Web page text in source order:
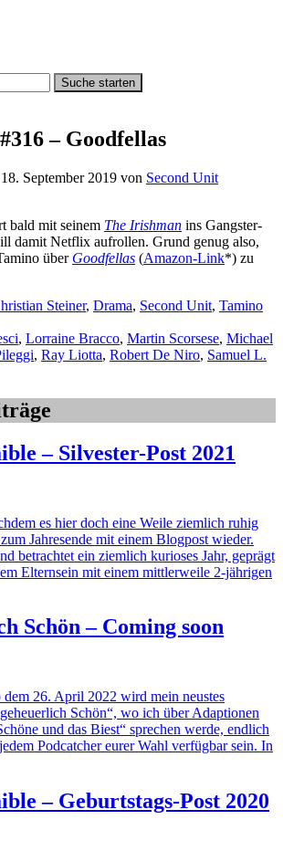
Suche starten
– Goodfellas
18. September 2019 von Second Unit
bald mit seinem The Irishman ins Gangster-
damit Netflix aufrollen. Grund genug also,
über Goodfellas (Amazon-Link*) zu
Steiner, Drama, Second Unit, Tamino
, Lorraine Bracco, Martin Scorsese, Michael
, Ray Liotta, Robert De Niro, Samuel L.
– Silvester-Post 2021
es hier doch eine Weile ziemlich ruhig
Jahresende mit einem Blogpost wieder.
betrachtet ein ziemlich kurioses Jahr, geprägt
Elternsein mit einem mittlerweile 2-jährigen
Schön – Coming soon
26. April 2022 wird mein neustes
Schön“, wo ich über Adaptionen
und das Biest“ sprechen werde, endlich
Podcatcher eurer Wahl verfügbar sein. In
– Geburtstags-Post 2020